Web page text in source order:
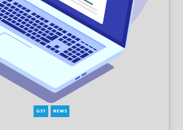
GST NEWS